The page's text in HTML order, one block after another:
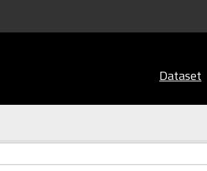
Dataset